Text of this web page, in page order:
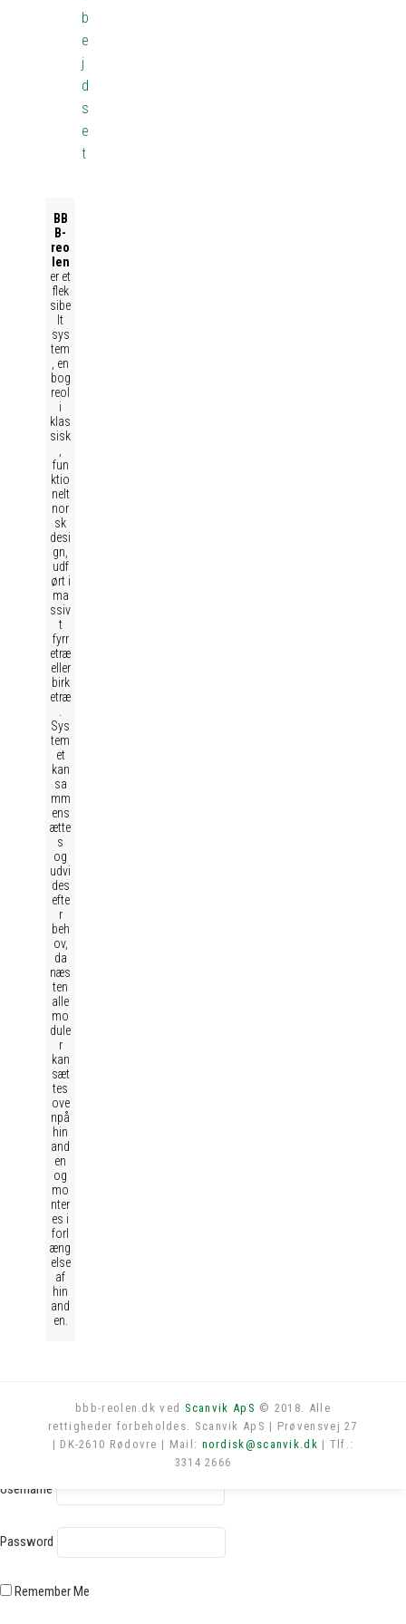
b
e
j
d
s
e
t
BB
B-
reo
len
er et
flek
sibe
lt
sys
tem
, en
bog
reol
i
klas
sisk
fun
ktio
nelt
nor
sk
desi
gn,
udf
ørt i
ma
ssiv
t
fyrr
etræ
eller
birk
etræ
Sys
tem
et
kan
sa
mm
ens
ætte
s
og
udvi
des
efte
r
beh
ov,
da
næs
ten
alle
mo
dule
r
kan
sæt
tes
ove
npå
hin
and
en
og
mo
nter
es i
forl
æng
else
af
hin
and
en.
bbb-reolen.dk ved Scanvik ApS © 2018. Alle
rettigheder forbeholdes. Scanvik ApS | Prøvensvej 27
| DK-2610 Rødovre | Mail: nordisk@scanvik.dk | Tlf.:
3314 2666
Log in
Username
Password
Remember Me